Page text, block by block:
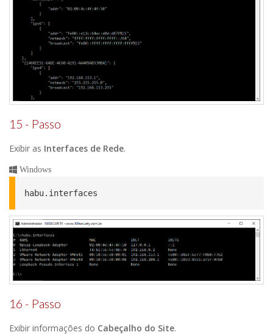
15 - Passo
Exibir as Interfaces de Rede.
Windows
habu.interfaces
16 - Passo
Exibir informações do Cabeçalho do Site.